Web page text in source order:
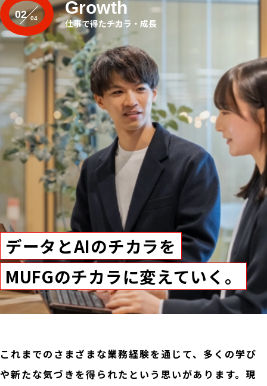
02 Growth
仕事で得たチカラ・成長
データとAIのチカラを
MUFGのチカラに変えていく。
これまでのさまざまな業務経験を通じて、多くの学び
や新たな気づきを得られたという思いがあります。現